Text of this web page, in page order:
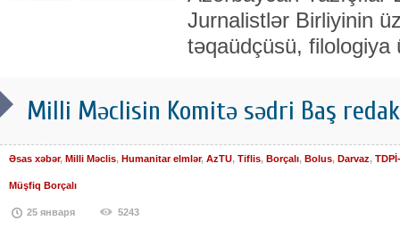
Jurnalistlər Birliyinin
təqaüdçüsü, filologiya
Milli Məclisin Komitə sədri Baş
Əsas xəbər, Milli Məclis, Humanitar elmlər, AzTU, Tiflis, Borçalı, Bolus, Darvaz,
Müşfiq Borçalı
25 января 5243